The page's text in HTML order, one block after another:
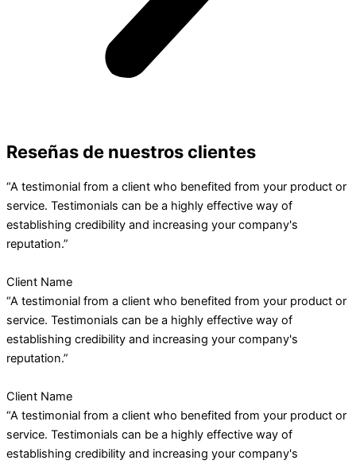
Reseñas de nuestros clientes
“A testimonial from a client who benefited from your product or
service. Testimonials can be a highly effective way of
establishing credibility and increasing your company's
reputation.”
Client Name
“A testimonial from a client who benefited from your product or
service. Testimonials can be a highly effective way of
establishing credibility and increasing your company's
reputation.”
Client Name
“A testimonial from a client who benefited from your product or
service. Testimonials can be a highly effective way of
establishing credibility and increasing your company's